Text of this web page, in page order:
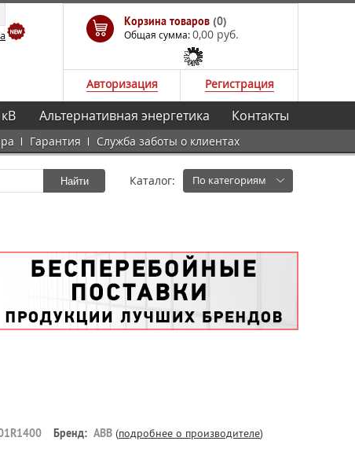
Корзина товаров (0)
Общая сумма:0,00 руб.
Авторизация Регистрация
Гарантия Служба заботы о клиентах
Альтернативная энергетика Контакты
Найти Каталог: По категориям
Бренд: ABB (подробнее о производителе)